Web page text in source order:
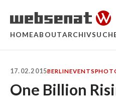
HOMEABOUTARCHIV
17.02.2015BERLINEVENTS
One Billion